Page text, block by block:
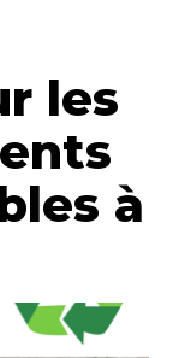
les
à